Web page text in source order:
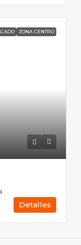
ZONA CENTRO
Detalles